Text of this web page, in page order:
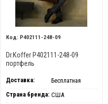
P402111-248-09
Dr.Koffer P402111-248-09
портфель
Доставка:
Бесплатная
Страна бренда: США